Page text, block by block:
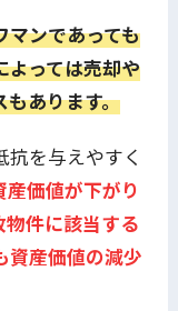
マンであっても
よっては売却や
もあります。
を与えやすく
価値が下がり
物件に該当する
資産価値の減少